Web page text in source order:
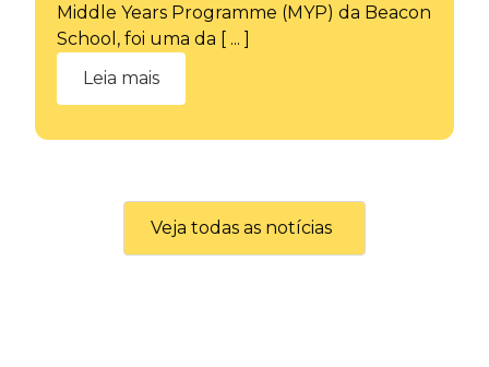
Middle Years Programme (MYP) da Beacon
School, foi uma da [ ... ]
Leia mais
Veja todas as notícias